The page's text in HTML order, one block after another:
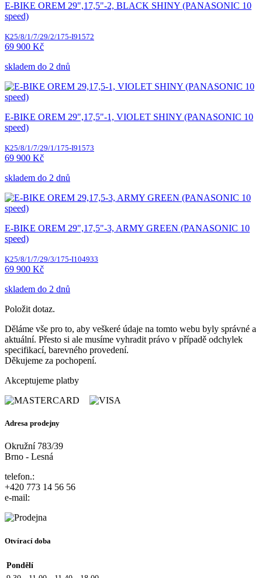
E-BIKE OREM 29",17,5"-2, BLACK SHINY (PANASONIC 10
speed)
K25/8/1/7/29/2/175-I91572
69 900 Kč
skladem do 2 dnů
E-BIKE OREM 29",17,5"-1, VIOLET SHINY (PANASONIC 10
speed)
K25/8/1/7/29/1/175-I91573
69 900 Kč
skladem do 2 dnů
E-BIKE OREM 29",17,5"-3, ARMY GREEN (PANASONIC 10
speed)
K25/8/1/7/29/3/175-I104933
69 900 Kč
skladem do 2 dnů
Položit dotaz.
Děláme vše pro to, aby veškeré údaje na tomto webu byly správné a
aktuální. Přesto si ale musíme vyhradit právo v případě odchylek
specifikací, barevného provedení.
Děkujeme za pochopení.
Akceptujeme platby
Adresa prodejny
Okružní 783/39
Brno - Lesná
telefon.:
+420 773 14 56 56
e-mail:
Otvírací doba
Pondělí